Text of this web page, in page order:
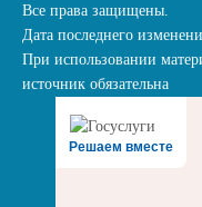
Все права защищены.
Дата последнего
При использовании
источник обязательна
Решаем вместе